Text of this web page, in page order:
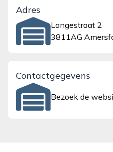
Adres
Langestraat 2
3811AG
Contactgegevens
Bezoek de